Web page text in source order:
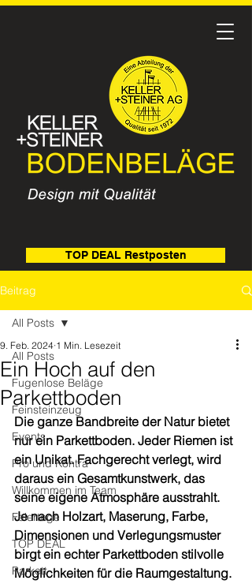
TOP DEAL Restposten
Beitrag
All Posts
Fugenlose Beläge
Feinsteinzeug
Events
Pro und Kontra
Willkommen im Team
Feiertage
TOP DEAL
Parkett
All Posts
Ein Hoch auf den
Parkettboden
9. Feb. 2024 1 Min. Lesezeit
Die ganze Bandbreite der Natur bietet
nur ein Parkettboden. Jeder Riemen ist
ein Unikat. Fachgerecht verlegt, wird
daraus ein Gesamtkunstwerk, das
seine eigene Atmosphäre ausstrahlt.
Je nach Holzart, Maserung, Farbe,
Dimensionen und Verlegungsmuster
birgt ein echter Parkettboden stilvolle
Möglichkeiten für die Raumgestaltung.